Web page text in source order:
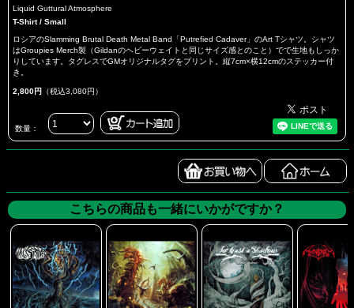
Liquid Guttural Atmosphere
T-Shirt / Small
ロシアのSlamming Brutal Death Metal Band「Putrefied Cadaver」のArt Tシャツ。シャツ
はGroupies Merch製（Gildanのヘビーウェイトと同じサイズ感とのこと）でで生地もしっか
りしています。タグレスでGMオリジナルタグをプリント。縦7cm×横12cmのステッカー付
き。
2,800円 （税込3,080円）
数量：
こちらの商品も一緒にいかがですか？